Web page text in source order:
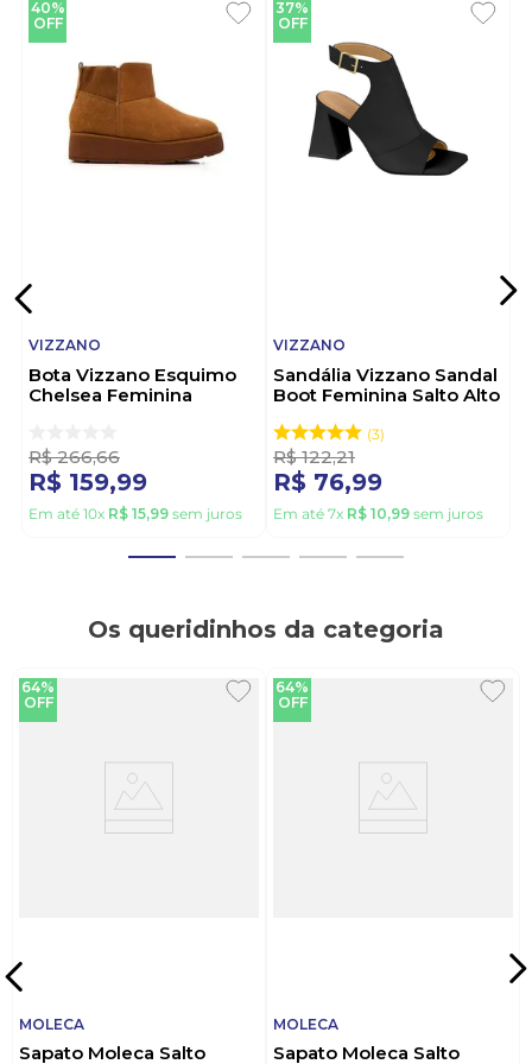
Sobre a Marca:
A Vizzano é referência em calçados femininos,
desenvolvendo modelos que unem moda, conforto
e sofisticação. A marca se destaca por acompanhar
as tendências e oferecer qualidade, versatilidade e
excelente custo-benefício para diferentes ocasiões.
40%
OFF
VIZZANO
Bota Vizzano Esquimo
Chelsea Feminina
R$ 266,66
R$ 159,99
Em até 10x R$ 15,99 sem juros
37%
OFF
VIZZANO
Sandália Vizzano Sandal
Boot Feminina Salto Alto
3
R$ 122,21
R$ 76,99
Em até 7x R$ 10,99 sem juros
Os queridinhos da categoria
64%
OFF
MOLECA
Sapato Moleca Salto
64%
OFF
MOLECA
Sapato Moleca Salto